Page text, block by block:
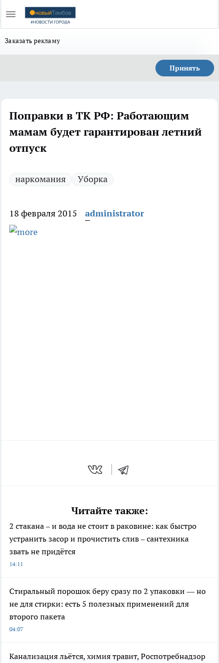
Заказать рекламу
Принять
Поправки в ТК РФ: Работающим
мамам будет гарантирован летний
отпуск
наркомания Уборка
18 февраля 2015 administrator
Читайте также:
2 стакана – и вода не стоит в раковине: как быстро
устранить засор и прочистить слив – сантехника
звать не придётся
14:11
Стиральный порошок беру сразу по 2 упаковки — но
не для стирки: есть 5 полезных применений для
второго пакета
04:07
Канализация льётся, химия травит, Роспотребнадзор